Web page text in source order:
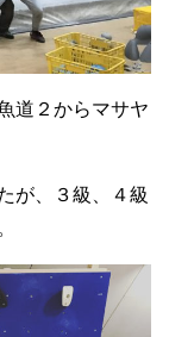
道２からマサヤ
が、３級、４級